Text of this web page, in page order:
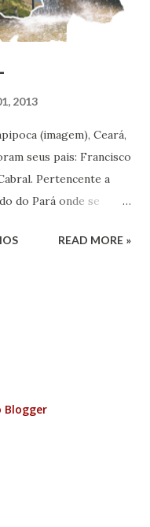
2013
(imagem), Ceará,
seus pais: Francisco
Pertencente a
do Pará onde se
gerais, notadamente
READ MORE »
Blogger